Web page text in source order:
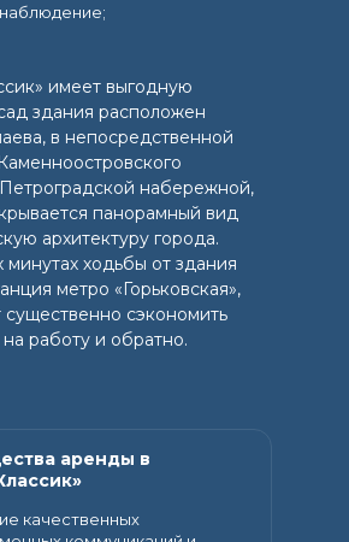
парковка для арендаторов
имеет выгодную
здания расположен
в непосредственной
набережной,
панорамный вид
архитектуру города.
минутах ходьбы от здания
метро «Горьковская»,
существенно сэкономить
работу и обратно.
качественных
аренды в